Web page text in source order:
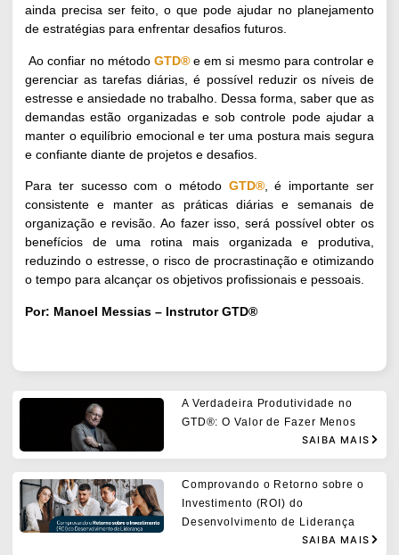
ainda precisa ser feito, o que pode ajudar no planejamento
de estratégias para enfrentar desafios futuros.
Ao confiar no método GTD®e em si mesmo para controlar e
gerenciar as tarefas diárias, é possível reduzir os níveis de
estresse e ansiedade no trabalho. Dessa forma, saber que as
demandas estão organizadas e sob controle pode ajudar a
manter o equilíbrio emocional e ter uma postura mais segura
e confiante diante de projetos e desafios.
Para ter sucesso com o método GTD®, é importante ser
consistente e manter as práticas diárias e semanais de
organização e revisão. Ao fazer isso, será possível obter os
benefícios de uma rotina mais organizada e produtiva,
reduzindo o estresse, o risco de procrastinação e otimizando
o tempo para alcançar os objetivos profissionais e pessoais.
Por: Manoel Messias – Instrutor GTD®
A Verdadeira Produtividade no
GTD®: O Valor de Fazer Menos
SAIBA MAIS
Comprovando o Retorno sobre o
Investimento (ROI) do
Desenvolvimento de Liderança
SAIBA MAIS